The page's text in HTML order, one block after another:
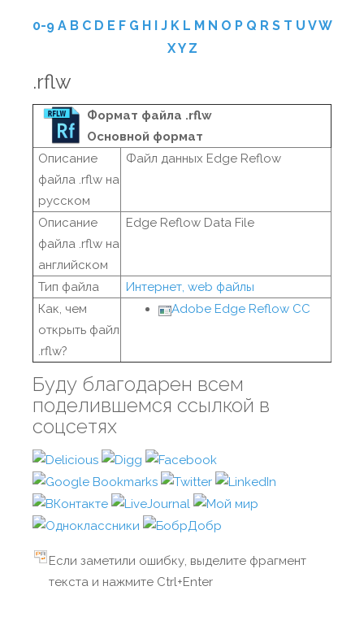
0-9 A B C D E F G H I J K L M N O P Q R S T U VW
XY Z
.rflw
Формат файла .rflw
Основной формат
Описание
файла .rflw на
русском
Файл данных Edge Reflow
Описание
файла .rflw на
английском
Edge Reflow Data File
Тип файла
Интернет, web файлы
Как, чем
открыть файл
.rflw?
Adobe Edge Reflow CC
Буду благодарен всем
поделившемся ссылкой в
соцсетях
Если заметили ошибку, выделите фрагмент
текста и нажмите Ctrl+Enter